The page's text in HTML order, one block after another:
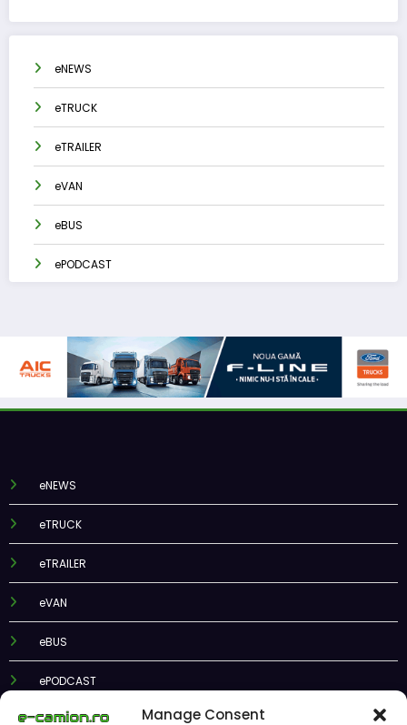
Manage Consent
eNEWS
eTRUCK
eTRAILER
eVAN
eBUS
ePODCAST
eNEWS
eTRUCK
eTRAILER
eVAN
eBUS
ePODCAST